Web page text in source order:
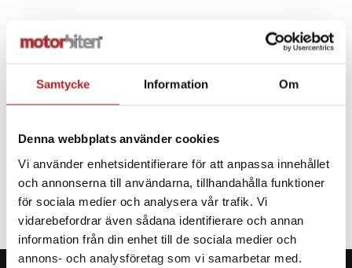
Samtycke Information Om
Denna webbplats använder cookies
Vi använder enhetsidentifierare för att anpassa innehållet
och annonserna till användarna, tillhandahålla funktioner
för sociala medier och analysera vår trafik. Vi
vidarebefordrar även sådana identifierare och annan
information från din enhet till de sociala medier och
annons- och analysföretag som vi samarbetar med.
- +
SPECIFIKATION